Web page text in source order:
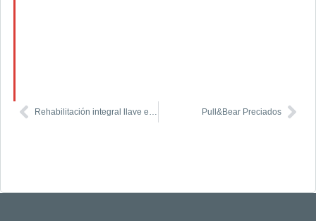
Rehabilitación integral llave en mano Pull&Bear Preciados